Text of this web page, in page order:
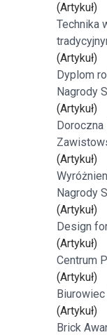
(Artykuł)
Technika
(Artykuł)
Dyplom
Nagrody
(Artykuł)
Doroczna
(Artykuł)
Nagrody
(Artykuł)
Design
(Artykuł)
Centrum
(Artykuł)
(Artykuł)
Brick